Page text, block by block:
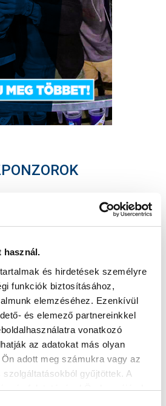
használ.
és hirdetések személyre
funkciók biztosításához,
elemzéséhez. Ezenkívül
és elemező partnereinkkel
vonatkozó
az adatokat más olyan
adott meg számukra vagy az
gyűjtöttek. A
folytatásával Ön hozzájárul a